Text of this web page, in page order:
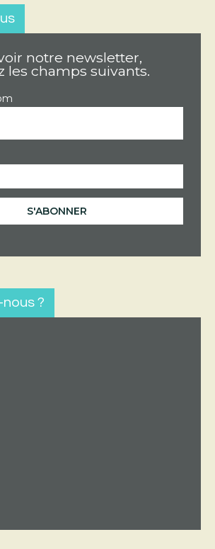
notre newsletter,
les champs suivants.
?